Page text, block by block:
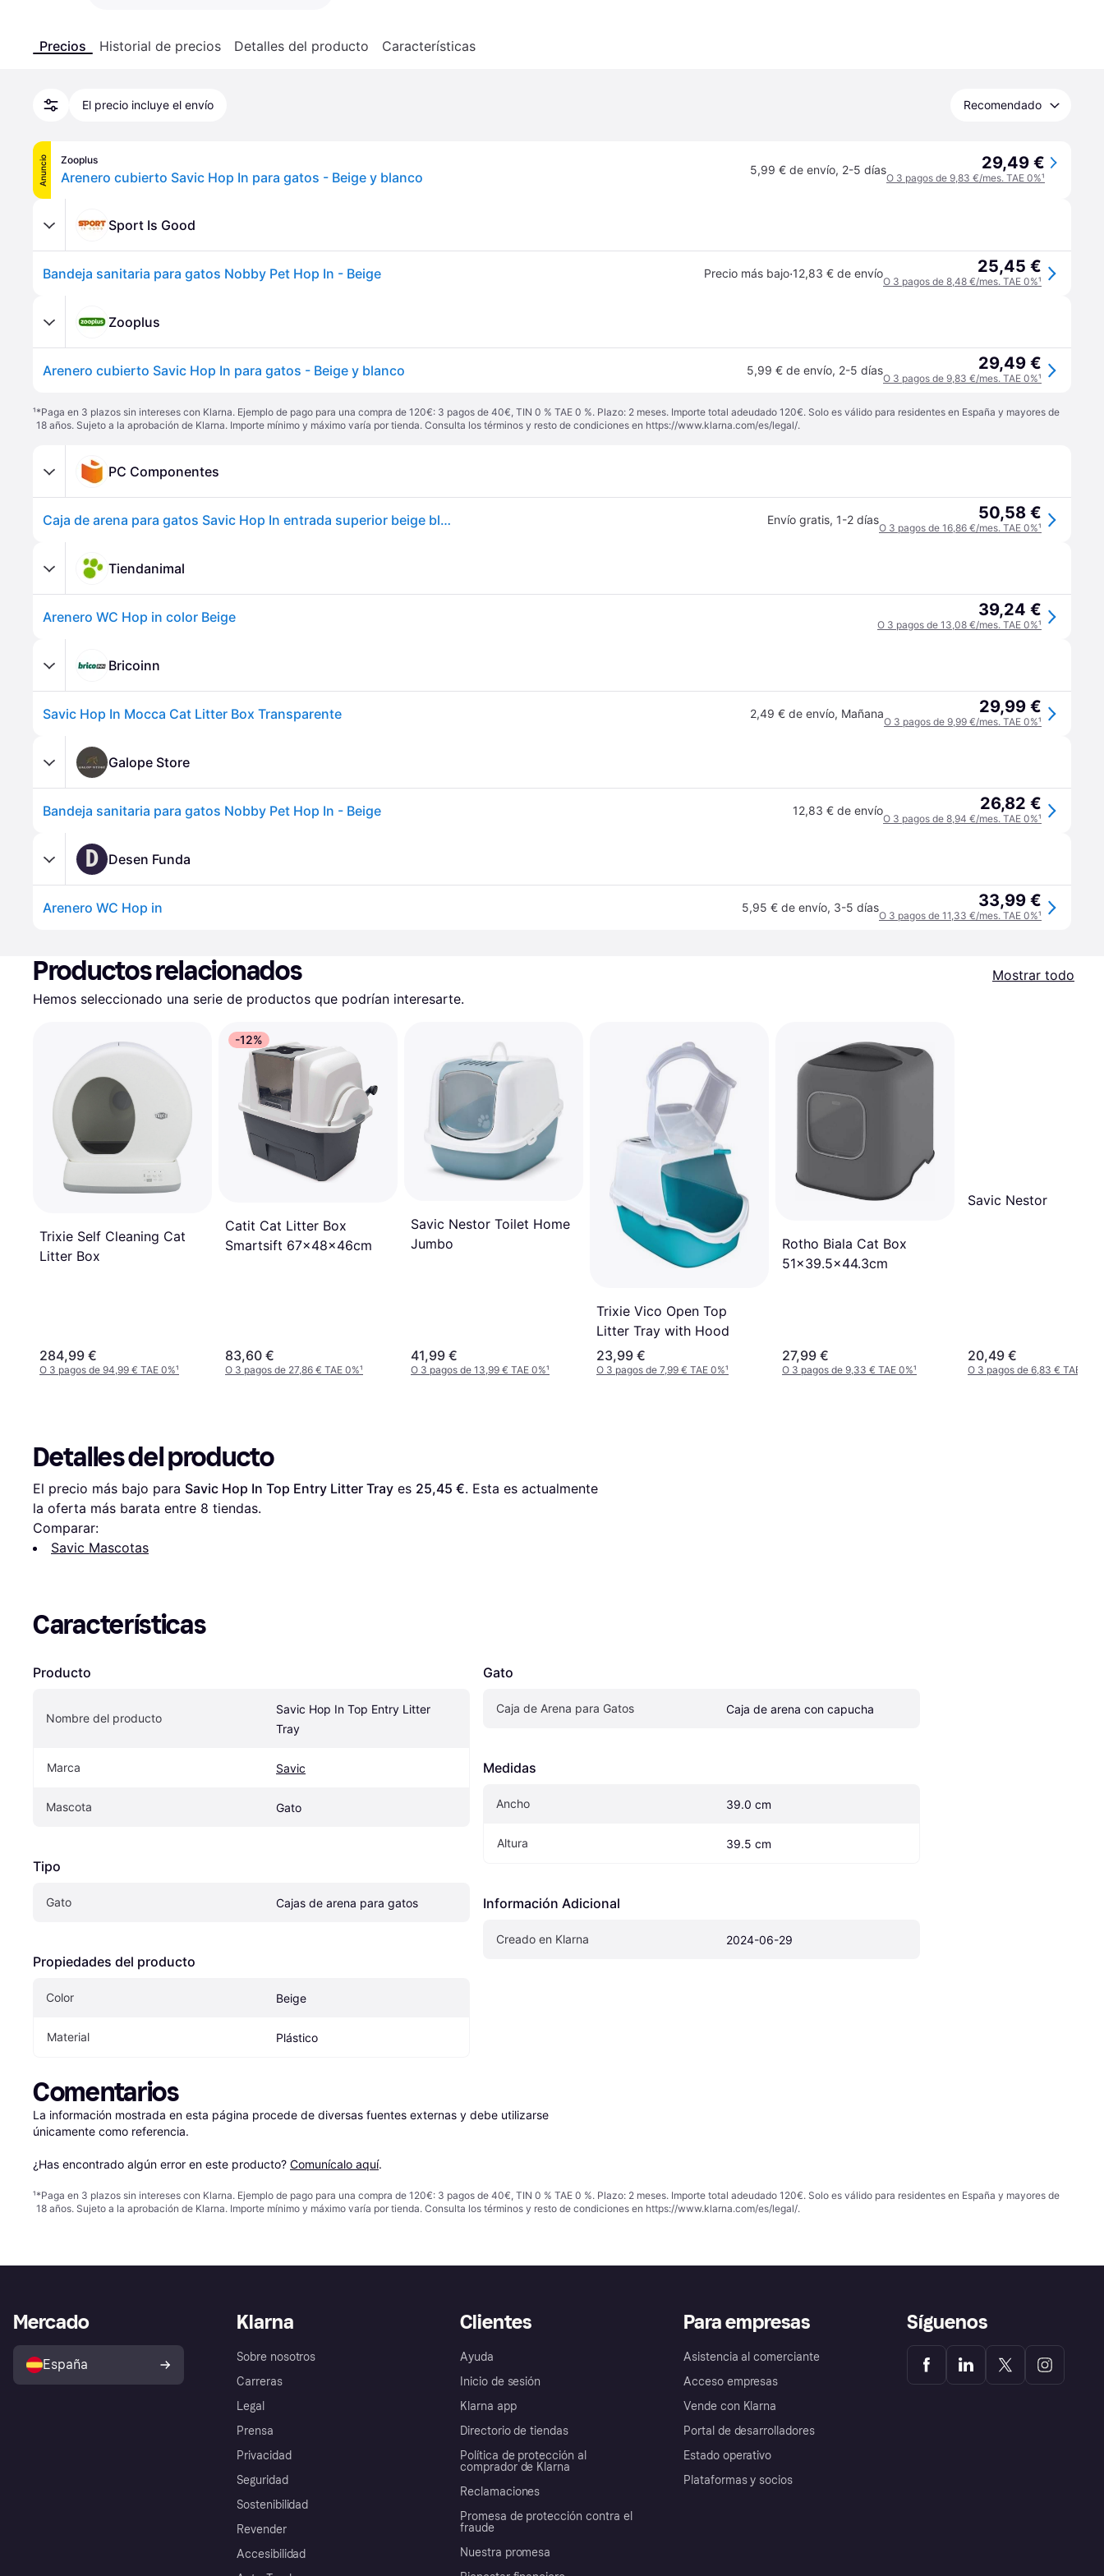
Precios Historial de precios Detalles del producto Características
El precio incluye el envío Recomendado
Anuncio Zooplus
Arenero cubierto Savic Hop In para gatos - Beige y blanco 5,99 € de envío, 2-5 días 29,49 €
O 3 pagos de 9,83 €/mes. TAE 0%¹
Sport Is Good
Bandeja sanitaria para gatos Nobby Pet Hop In - Beige Precio más bajo·12,83 € de envío 25,45 €
O 3 pagos de 8,48 €/mes. TAE 0%¹
Zooplus
Arenero cubierto Savic Hop In para gatos - Beige y blanco 5,99 € de envío, 2-5 días 29,49 €
O 3 pagos de 9,83 €/mes. TAE 0%¹
¹*Paga en 3 plazos sin intereses con Klarna. Ejemplo de pago para una compra de 120€: 3 pagos de 40€, TIN 0 % TAE 0 %. Plazo: 2 meses. Importe total adeudado 120€. Solo es válido para residentes en España y mayores de
18 años. Sujeto a la aprobación de Klarna. Importe mínimo y máximo varía por tienda. Consulta los términos y resto de condiciones en https://www.klarna.com/es/legal/.
PC Componentes
Caja de arena para gatos Savic Hop In entrada superior beige blanco 58,5x39x39,5 cm Envío gratis, 1-2 días 50,58 €
O 3 pagos de 16,86 €/mes. TAE 0%¹
Tiendanimal
Arenero WC Hop in color Beige 39,24 €
O 3 pagos de 13,08 €/mes. TAE 0%¹
Bricoinn
Savic Hop In Mocca Cat Litter Box Transparente 2,49 € de envío, Mañana 29,99 €
O 3 pagos de 9,99 €/mes. TAE 0%¹
Galope Store
Bandeja sanitaria para gatos Nobby Pet Hop In - Beige 12,83 € de envío 26,82 €
O 3 pagos de 8,94 €/mes. TAE 0%¹
D Desen Funda
Arenero WC Hop in 5,95 € de envío, 3-5 días 33,99 €
O 3 pagos de 11,33 €/mes. TAE 0%¹
Productos relacionados
Mostrar todo
Hemos seleccionado una serie de productos que podrían interesarte.
Trixie Self Cleaning Cat
Litter Box
284,99 €
O 3 pagos de 94,99 € TAE 0%¹
-12%
Catit Cat Litter Box
Smartsift 67x48x46cm
83,60 €
O 3 pagos de 27,86 € TAE 0%¹
Savic Nestor Toilet Home
Jumbo
41,99 €
O 3 pagos de 13,99 € TAE 0%¹
Trixie Vico Open Top
Litter Tray with Hood
23,99 €
O 3 pagos de 7,99 € TAE 0%¹
Rotho Biala Cat Box
51x39.5x44.3cm
27,99 €
O 3 pagos de 9,33 € TAE 0%¹
Savic Nestor
20,49 €
O 3 pagos de 6,83 € TAE 0%
Detalles del producto
El precio más bajo para Savic Hop In Top Entry Litter Tray es 25,45 €. Esta es actualmente
la oferta más barata entre 8 tiendas.
Comparar:
Savic Mascotas
Características
Producto
Nombre del producto
Savic Hop In Top Entry Litter
Tray
Marca Savic
Mascota Gato
Tipo
Gato Cajas de arena para gatos
Propiedades del producto
Color Beige
Material Plástico
Gato
Caja de Arena para Gatos Caja de arena con capucha
Medidas
Ancho 39.0 cm
Altura 39.5 cm
Información Adicional
Creado en Klarna 2024-06-29
Comentarios
La información mostrada en esta página procede de diversas fuentes externas y debe utilizarse
únicamente como referencia.
¿Has encontrado algún error en este producto? Comunícalo aquí.
¹*Paga en 3 plazos sin intereses con Klarna. Ejemplo de pago para una compra de 120€: 3 pagos de 40€, TIN 0 % TAE 0 %. Plazo: 2 meses. Importe total adeudado 120€. Solo es válido para residentes en España y mayores de
18 años. Sujeto a la aprobación de Klarna. Importe mínimo y máximo varía por tienda. Consulta los términos y resto de condiciones en https://www.klarna.com/es/legal/.
Klarna
Sobre nosotros
Carreras
Legal
Prensa
Privacidad
Seguridad
Sostenibilidad
Revender
Accesibilidad
Clientes
Ayuda
Inicio de sesión
Klarna app
Directorio de tiendas
Política de protección al
comprador de Klarna
Reclamaciones
Promesa de protección contra el
fraude
Nuestra promesa
Para empresas
Asistencia al comerciante
Acceso empresas
Vende con Klarna
Portal de desarrolladores
Estado operativo
Plataformas y socios
Mercado
España
Síguenos